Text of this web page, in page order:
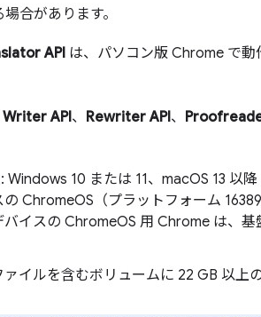
合があります。
API は、パソコン版 Chrome で動
Writer API、 Rewriter API、
: Windows 10 または 11、macOS 13 以
の ChromeOS（プラットフォーム
イスの ChromeOS 用 Chrome は、
イルを含むボリュームに 22 GB 以上の